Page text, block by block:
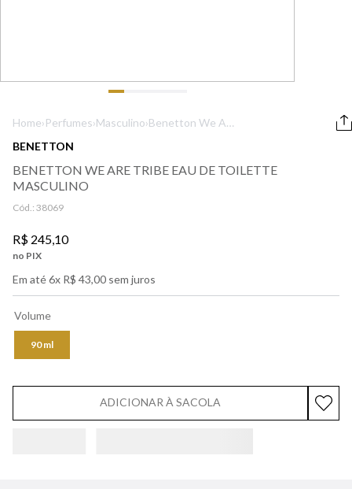
Home›Perfumes›Masculino›Benetton We Are
Masculino
BENETTON
BENETTON WE ARE TRIBE EAU DE TOILETTE
MASCULINO
Cód.: 38069
R$ 245,10
no PIX
Em até6x R$ 43,00 sem juros
Volume
90 ml
ADICIONAR À SACOLA